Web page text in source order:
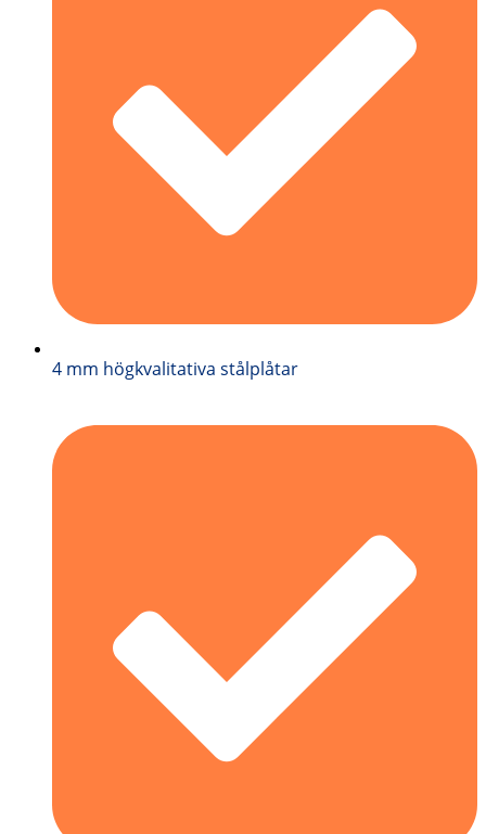
4 mm högkvalitativa stålplåtar